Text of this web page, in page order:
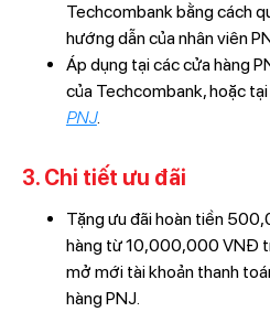
Techcombank bằng cách
hướng dẫn của nhân viên
Áp dụng tại các cửa hàng
của Techcombank, hoặc tại
PNJ.
3. Chi tiết ưu đãi
Tặng ưu đãi hoàn tiền
hàng từ 10,000,000 VNĐ
mở mới tài khoản thanh
hàng PNJ.